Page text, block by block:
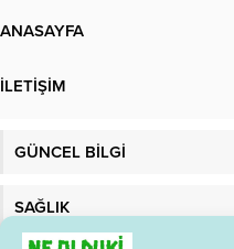
her yaşta görülen bir genetik
oluşturduğu bir anomaliye bağlı
Down Sendromu, dünya çapında
ANASAYFA
İLETİŞİM
GÜNCEL BİLGİ
SAĞLIK